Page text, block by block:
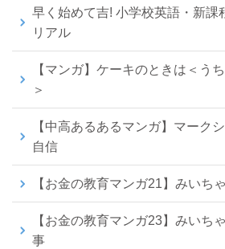
早く始めて吉! 小学校英語・新課
リアル
【マンガ】ケーキのときは＜う
＞
【中高あるあるマンガ】マーク
自信
【お金の教育マンガ21】みいち
【お金の教育マンガ23】みいち
事